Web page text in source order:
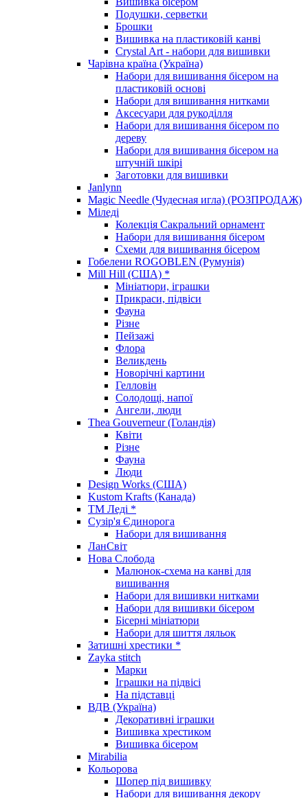
Подушки, серветки
Брошки
Вишивка на пластиковій канві
Crystal Art - набори для вишивки
Чарівна країна (Україна)
Набори для вишивання бісером на
пластиковій основі
Набори для вишивання нитками
Аксесуари для рукоділля
Набори для вишивання бісером по
дереву
Набори для вишивання бісером на
штучній шкірі
Заготовки для вишивки
Janlynn
Magic Needle (Чудесная игла) (РОЗПРОДАЖ)
Міледі
Колекція Сакральний орнамент
Набори для вишивання бісером
Схеми для вишивання бісером
Гобелени ROGOBLEN (Румунія)
Mill Hill (США) *
Мініатюри, іграшки
Прикраси, підвіси
Фауна
Різне
Пейзажі
Флора
Великдень
Новорічні картини
Гелловін
Солодощі, напої
Ангели, люди
Thea Gouverneur (Голандія)
Квіти
Різне
Фауна
Люди
Design Works (США)
Kustom Krafts (Канада)
ТМ Леді *
Сузір'я Єдинорога
Набори для вишивання
ЛанСвіт
Нова Слобода
Малюнок-схема на канві для
вишивання
Набори для вишивки нитками
Набори для вишивки бісером
Бісерні мініатюри
Набори для шиття ляльок
Затишні хрестики *
Zayka stitch
Марки
Іграшки на підвісі
На підставці
ВДВ (Україна)
Декоративні іграшки
Вишивка хрестиком
Вишивка бісером
Mirabilia
Кольорова
Шопер під вишивку
Набори для вишивання декору